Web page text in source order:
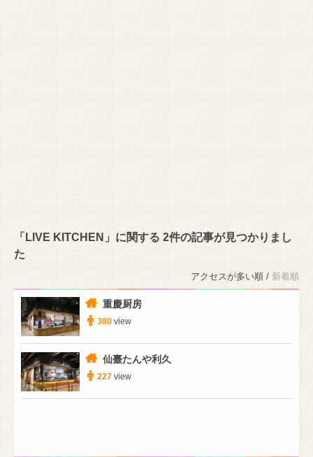
「LIVE KITCHEN」に関する 2件の記事が見つかりまし
た
アクセスが多い順 / 新着順
重慶厨房
380 view
仙臺たんや利久
227 view